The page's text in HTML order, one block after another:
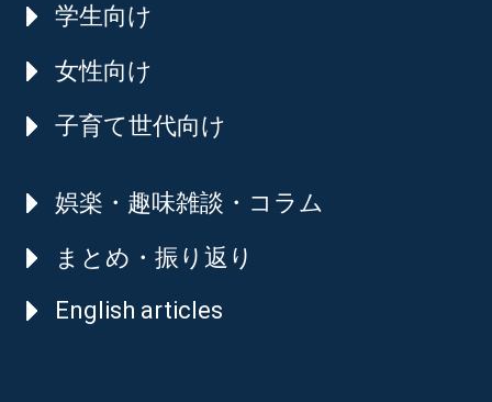
学生向け
女性向け
子育て世代向け
娯楽・趣味雑談・コラム
まとめ・振り返り
English articles